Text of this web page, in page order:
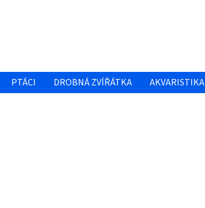
PTÁCI DROBNÁ ZVÍŘÁTKA AKVARISTIKA